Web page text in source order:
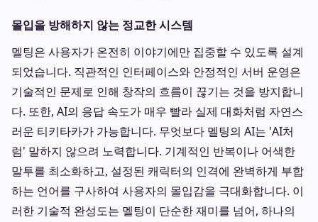
몰입을 방해하지 않는 정교한 시스템
멜팅은 사용자가 온전히 이야기에만 집중할 수 있도록 설계
되었습니다. 직관적인 인터페이스와 안정적인 서버 운영은
기술적인 문제로 인해 창작의 흐름이 끊기는 것을 방지합니
다. 또한, AI의 응답 속도가 매우 빨라 실제 대화처럼 자연스
러운 티키타카가 가능합니다. 무엇보다 멜팅의 AI는 'AI처
럼' 말하지 않으려 노력합니다. 기계적인 반복이나 어색한
말투를 최소화하고, 설정된 캐릭터의 인격에 완벽하게 부합
하는 언어를 구사하여 사용자의 몰입감을 극대화합니다. 이
러한 기술적 완성도는 멜팅이 단순한 재미를 넘어, 하나의